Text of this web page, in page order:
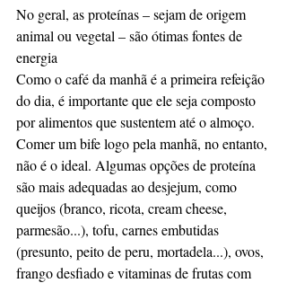
No geral, as proteínas – sejam de origem
animal ou vegetal – são ótimas fontes de
energia
Como o café da manhã é a primeira refeição
do dia, é importante que ele seja composto
por alimentos que sustentem até o almoço.
Comer um bife logo pela manhã, no entanto,
não é o ideal. Algumas opções de proteína
são mais adequadas ao desjejum, como
queijos (branco, ricota, cream cheese,
parmesão...), tofu, carnes embutidas
(presunto, peito de peru, mortadela...), ovos,
frango desfiado e vitaminas de frutas com